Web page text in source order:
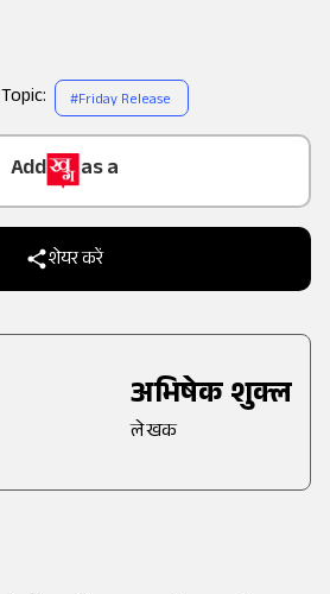
as a
Source on
शेयर करें
अभिषेक शुक्ल
लेखक
#Friday Release